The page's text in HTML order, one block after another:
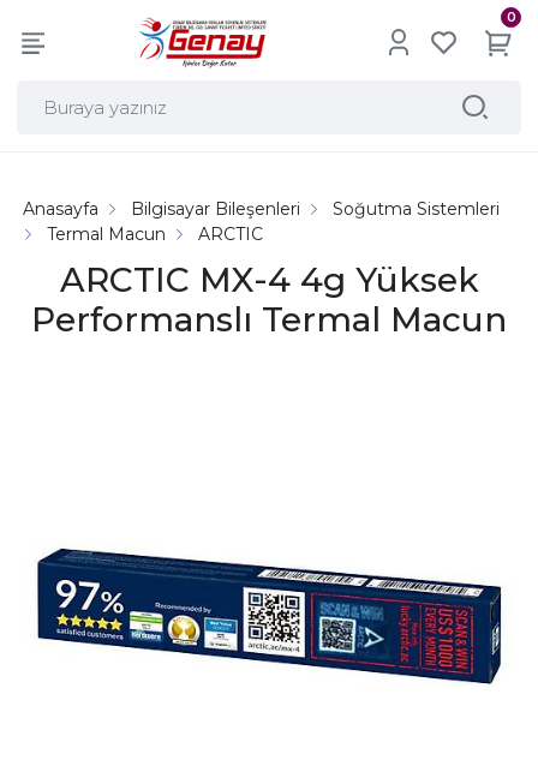
0
ARCTIC MX-4 4g Yüksek
Performanslı Termal Macun
Anasayfa Bilgisayar Bileşenleri
Soğutma Sistemleri
Termal Macun
ARCTIC